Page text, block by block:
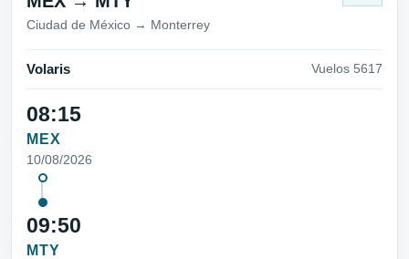
Ciudad de México → Monterrey
Volaris Vuelos 5617
08:15
MEX
10/08/2026
09:50
MTY